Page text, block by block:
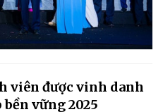
viên được vinh danh
vững 2025